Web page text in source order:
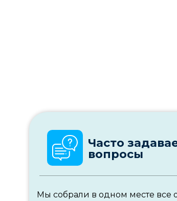
Часто
вопросы
Мы собрали в одном месте все